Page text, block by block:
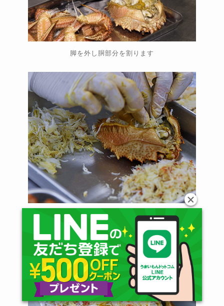
脚を外し胴部分を割ります
ほぐした身を甲羅に詰めて行いきます